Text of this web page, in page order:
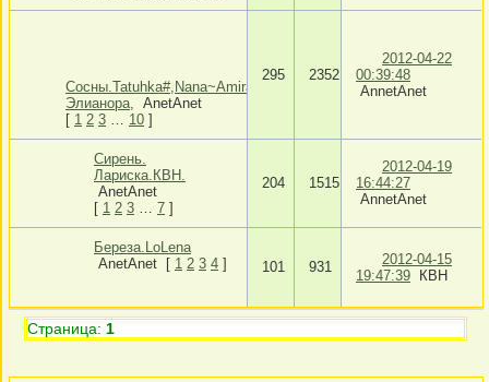
Сосны.Tatuhka#,Nana~Amira,vinibu,Ксюта,
Элианора,
AnetAnet
[ 1 2 3 10 ]
295 2352
2012-04-22
00:39:48
AnnetAnet
Сирень.
Лариска.КВН.
AnetAnet
[ 1 2 3 7 ]
204 1515
2012-04-19
16:44:27
AnnetAnet
Береза.LoLena
AnetAnet
[ 1 2 3 4 ] 101 931
2012-04-15
19:47:39
КВН
Страница: 1